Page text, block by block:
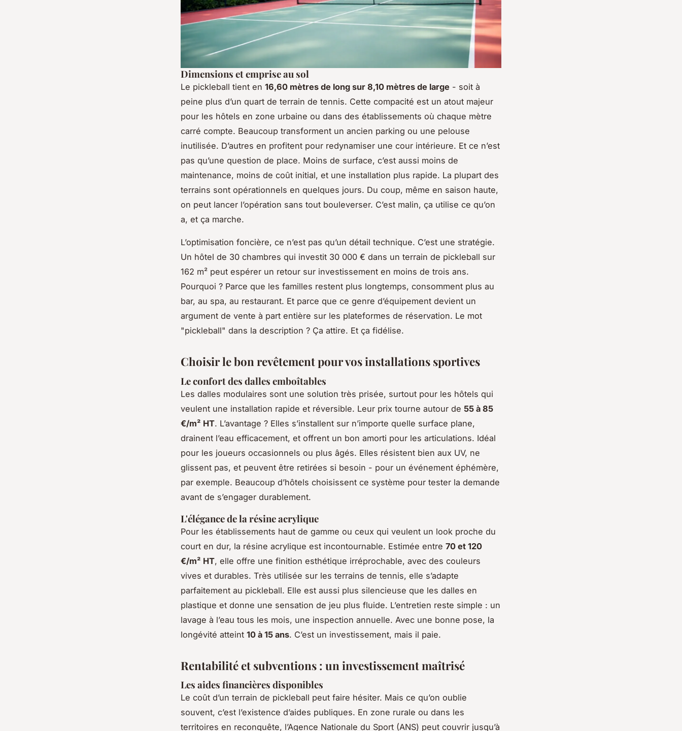
Dimensions et emprise au sol
Le pickleball tient en 16,60 mètres de long sur 8,10 mètres de large - soit à
peine plus d’un quart de terrain de tennis. Cette compacité est un atout majeur
pour les hôtels en zone urbaine ou dans des établissements où chaque mètre
carré compte. Beaucoup transforment un ancien parking ou une pelouse
inutilisée. D’autres en profitent pour redynamiser une cour intérieure. Et ce n’est
pas qu’une question de place. Moins de surface, c’est aussi moins de
maintenance, moins de coût initial, et une installation plus rapide. La plupart des
terrains sont opérationnels en quelques jours. Du coup, même en saison haute,
on peut lancer l’opération sans tout bouleverser. C’est malin, ça utilise ce qu’on
a, et ça marche.
L’optimisation foncière, ce n’est pas qu’un détail technique. C’est une stratégie.
Un hôtel de 30 chambres qui investit 30 000 € dans un terrain de pickleball sur
162 m² peut espérer un retour sur investissement en moins de trois ans.
Pourquoi ? Parce que les familles restent plus longtemps, consomment plus au
bar, au spa, au restaurant. Et parce que ce genre d’équipement devient un
argument de vente à part entière sur les plateformes de réservation. Le mot
"pickleball" dans la description ? Ça attire. Et ça fidélise.
Choisir le bon revêtement pour vos installations sportives
Le confort des dalles emboîtables
Les dalles modulaires sont une solution très prisée, surtout pour les hôtels qui
veulent une installation rapide et réversible. Leur prix tourne autour de 55 à 85
€/m² HT. L’avantage ? Elles s’installent sur n’importe quelle surface plane,
drainent l’eau efficacement, et offrent un bon amorti pour les articulations. Idéal
pour les joueurs occasionnels ou plus âgés. Elles résistent bien aux UV, ne
glissent pas, et peuvent être retirées si besoin - pour un événement éphémère,
par exemple. Beaucoup d’hôtels choisissent ce système pour tester la demande
avant de s’engager durablement.
L'élégance de la résine acrylique
Pour les établissements haut de gamme ou ceux qui veulent un look proche du
court en dur, la résine acrylique est incontournable. Estimée entre 70 et 120
€/m² HT, elle offre une finition esthétique irréprochable, avec des couleurs
vives et durables. Très utilisée sur les terrains de tennis, elle s’adapte
parfaitement au pickleball. Elle est aussi plus silencieuse que les dalles en
plastique et donne une sensation de jeu plus fluide. L’entretien reste simple : un
lavage à l’eau tous les mois, une inspection annuelle. Avec une bonne pose, la
longévité atteint 10 à 15 ans. C’est un investissement, mais il paie.
Rentabilité et subventions : un investissement maîtrisé
Les aides financières disponibles
Le coût d’un terrain de pickleball peut faire hésiter. Mais ce qu’on oublie
souvent, c’est l’existence d’aides publiques. En zone rurale ou dans les
territoires en reconquête, l’Agence Nationale du Sport (ANS) peut couvrir jusqu’à